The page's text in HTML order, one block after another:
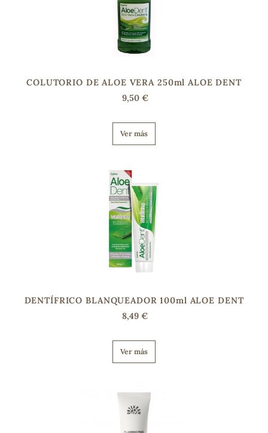
COLUTORIO DE ALOE VERA 250ml ALOE DENT
9,50 €
Ver más
DENTÍFRICO BLANQUEADOR 100ml ALOE DENT
8,49 €
Ver más